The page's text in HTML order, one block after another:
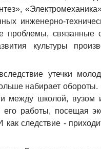
«Электромеханика»
инженерно-
проблемы, связанные
культуры
утечки
набирает
между школой, вузом
работы, посещая
следствие -